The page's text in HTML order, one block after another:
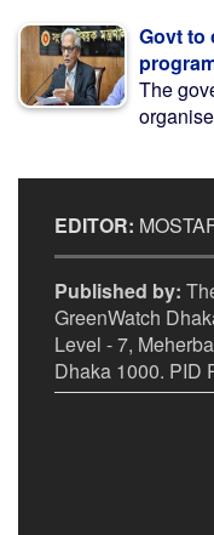
Govt to
The
EDITOR:
Published by:
GreenWatch
Level - 7,
Dhaka 1000. PID